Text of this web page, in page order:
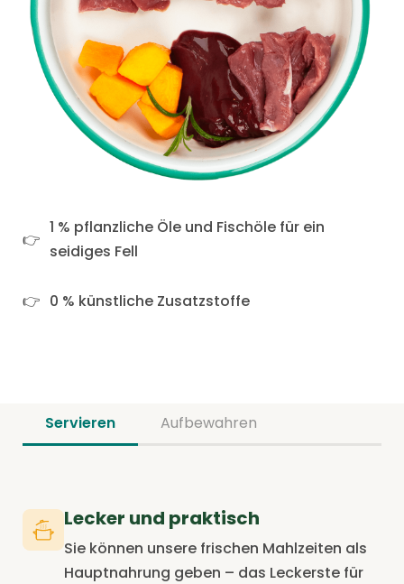
1 % pflanzliche Öle und Fischöle für ein
seidiges Fell
0 % künstliche Zusatzstoffe
Servieren Aufbewahren
Lecker und praktisch
Sie können unsere frischen Mahlzeiten als
Hauptnahrung geben – das Leckerste für